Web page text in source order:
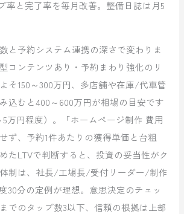
率と完了率を毎月改善。整備日誌は月5
と予約システム連携の深さで変わりま
コンテンツあり・予約まわり強化のリ
そ150～300万円、多店舗や在庫/代車管
込むと400～600万円が相場の目安です
5万円程度）。「ホームページ制作 費用
ず、予約1件あたりの獲得単価と台粗
たLTVで判断すると、投資の妥当性がク
制は、社長/工場長/受付リーダー/制作
30分の定例が理想。意思決定のチェッ
でのタップ数3以下、信頼の根拠は上部